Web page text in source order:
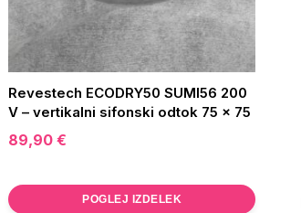
Revestech ECODRY50 SUMI56 200
V – vertikalni sifonski odtok 75 x 75
89,90 €
POGLEJ IZDELEK